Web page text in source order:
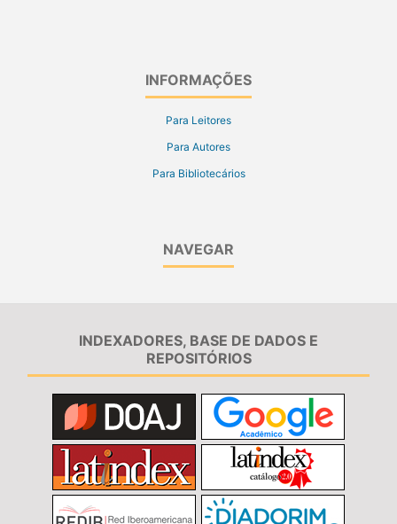
INFORMAÇÕES
Para Leitores
Para Autores
Para Bibliotecários
NAVEGAR
INDEXADORES, BASE DE DADOS E
REPOSITÓRIOS